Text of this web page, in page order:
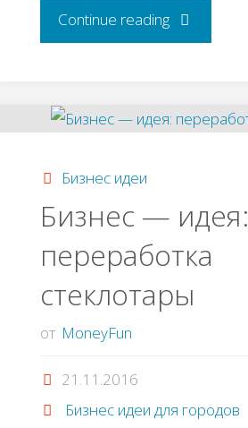
Continue reading"Бизнес-
Бизнес идеи
Бизнес — идея:
переработка
стеклотары
от MoneyFun
21.11.2016
Бизнес идеи для городов